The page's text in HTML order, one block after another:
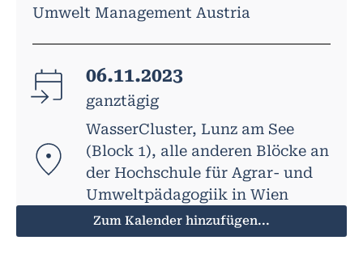
Umwelt Management Austria
06.11.2023
ganztägig
WasserCluster, Lunz am See
(Block 1), alle anderen Blöcke an
der Hochschule für Agrar- und
Umweltpädagogiik in Wien
Zum Kalender hinzufügen...